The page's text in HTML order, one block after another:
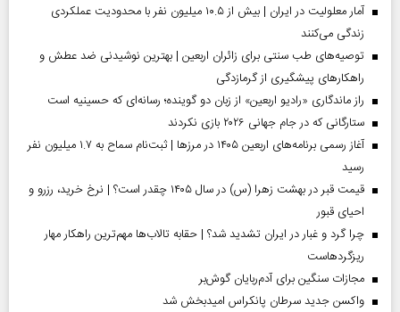
آمار معلولیت در ایران | بیش از ۱۰.۵ میلیون نفر با محدودیت عملکردی
زندگی می‌کنند
توصیه‌های طب سنتی برای زائران اربعین | بهترین نوشیدنی ضد عطش و
راهکارهای پیشگیری از گرمازدگی
راز ماندگاری «رادیو اربعین» از زبان دو گوینده؛ رسانه‌ای که حسینیه است
ستارگانی که در جام جهانی ۲۰۲۶ بازی نکردند
آغاز رسمی برنامه‌های اربعین ۱۴۰۵ در مرز‌ها | ثبت‌نام سماح به ۱.۷ میلیون نفر
رسید
قیمت قبر در بهشت زهرا (س) در سال ۱۴۰۵ چقدر است؟ | نرخ خرید، رزرو و
احیای قبور
چرا گرد و غبار در ایران تشدید شد؟ | حقابه تالاب‌ها مهم‌ترین راهکار مهار
ریزگردهاست
مجازات سنگین برای آدم‌ربایان گوش‌بر
واکسن جدید سرطان پانکراس امیدبخش شد